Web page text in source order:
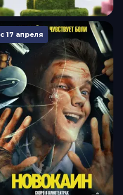
с 17 апреля